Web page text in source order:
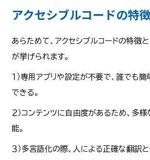
アクセシブルコードの特徴
あらためて、アクセシブルコードの特徴
が挙げられます。
１）専用アプリや設定が不要で、誰でも
できる。
２）コンテンツに自由度があるため、多
能。
３）多言語化の際、人による正確な翻訳